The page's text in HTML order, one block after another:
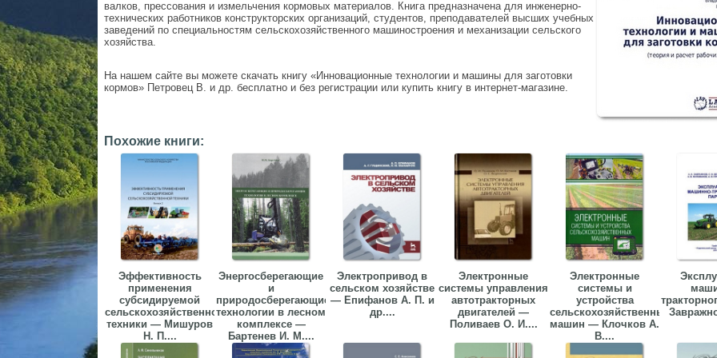
валков, прессования и измельчения кормовых материалов. Книга предназначена для инженерно-
технических работников конструкторских организаций, студентов, преподавателей высших учебных
заведений по специальностям сельскохозяйственного машиностроения и механизации сельского
хозяйства.
На нашем сайте вы можете скачать книгу «Инновационные технологии и машины для заготовки
кормов» Петровец В. и др. бесплатно и без регистрации или купить книгу в интернет-магазине.
Похожие книги:
Эффективность
применения
субсидируемой
сельскохозяйственной
техники — Мишуров
Н. П....
Энергосберегающие
и
природосберегающие
технологии в лесном
комплексе —
Бартенев И. М....
Электропривод в
сельском хозяйстве
— Епифанов А. П. и
др....
Электронные
системы управления
автотракторных
двигателей —
Поливаев О. И....
Электронные
системы и
устройства
сельскохозяйственных
машин — Клочков А.
В....